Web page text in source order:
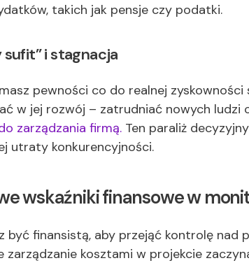
takich jak pensje czy podatki.
sufit” i stagnacja
pewności co do realnej
w jej rozwój – zatrudniać nowych ludzi
zarządzania firmą. Ten paraliż
utraty konkurencyjności.
wskaźniki finansowe w
być finansistą, aby przejąć kontrolę nad
zarządzanie kosztami w projekcie